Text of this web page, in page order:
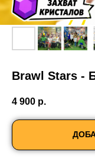
Brawl Stars -
4 900 р.